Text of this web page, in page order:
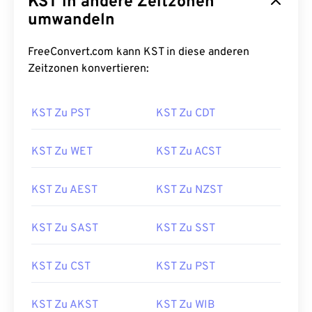
umwandeln
FreeConvert.com kann KST in diese anderen
Zeitzonen konvertieren:
KST Zu PST KST Zu CDT
KST Zu WET KST Zu ACST
KST Zu AEST KST Zu NZST
KST Zu SAST KST Zu SST
KST Zu CST KST Zu PST
KST Zu AKST KST Zu WIB